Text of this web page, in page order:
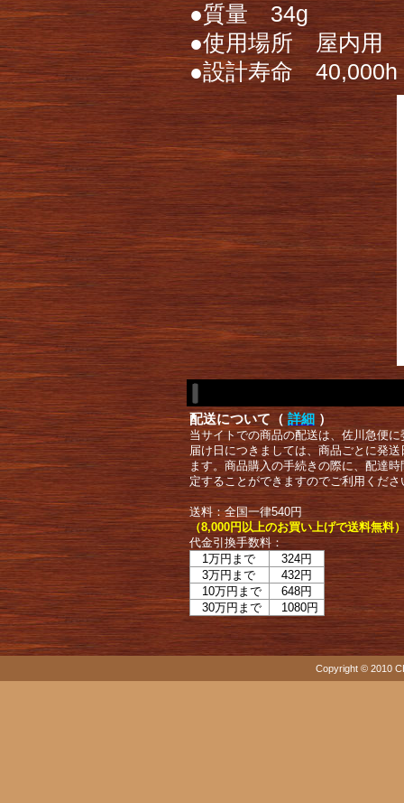
●質量 34g
●使用場所 屋内用
●設計寿命 40,000h
配送について（ 詳細 ）
当サイトでの商品の配送は、佐川急便
届け日につきましては、商品ごとに発
ます。商品購入の手続きの際に、配達
定することができますのでご利用くださ
送料：全国一律540円
（8,000円以上のお買い上げで送料無料
代金引換手数料：
1万円まで
324円
3万円まで
432円
10万円まで
648円
30万円まで
1080円
Copyright © 2010